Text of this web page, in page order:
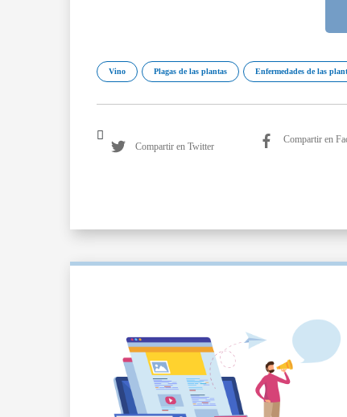
Vino Plagas de las plantas Enfermedades de las
Compartir en Twitter
Compartir en